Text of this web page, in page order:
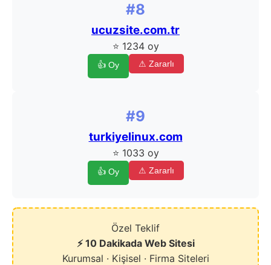
#8
ucuzsite.com.tr
⭐ 1234 oy
👍 Oy ⚠ Zararlı
#9
turkiyelinux.com
⭐ 1033 oy
👍 Oy ⚠ Zararlı
Özel Teklif
⚡ 10 Dakikada Web Sitesi
Kurumsal · Kişisel · Firma Siteleri